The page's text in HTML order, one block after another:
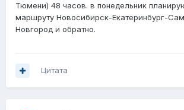
Тюмени) 48 часов. в понедельник
маршруту Новосибирск-Екатеринбург-
Новгород и обратно.
Цитата